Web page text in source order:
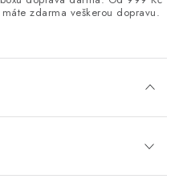
máte zdarma veškerou dopravu.